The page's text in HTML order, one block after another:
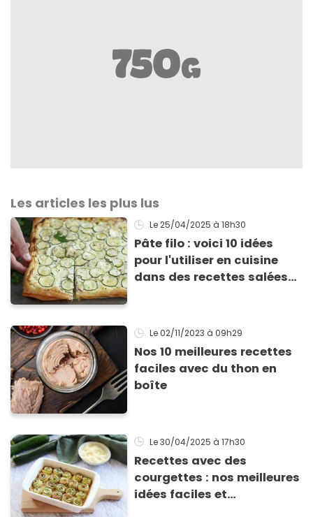
Les articles les plus lus
Le 25/04/2025 à 18h30
Pâte filo : voici 10 idées
pour l'utiliser en cuisine
dans des recettes salées
Le 02/11/2023 à 09h29
Nos 10 meilleures recettes
faciles avec du thon en
boîte
Le 30/04/2025 à 17h30
Recettes avec des
courgettes : nos meilleures
idées faciles et